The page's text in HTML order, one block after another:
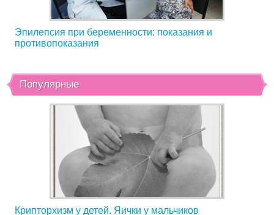
Эпилепсия при беременности: показания и
противопоказания
Популярные
Крипторхизм у детей. Яички у мальчиков